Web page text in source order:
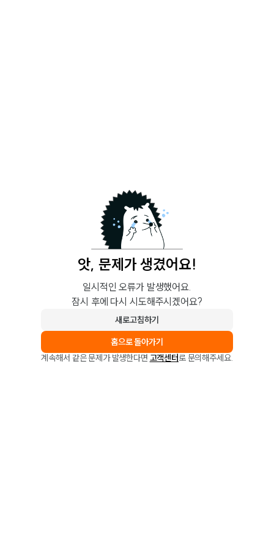
앗, 문제가 생겼어요!
일시적인 오류가 발생했어요.
잠시 후에 다시 시도해주시겠어요?
새로고침하기
홈으로 돌아가기
계속해서 같은 문제가 발생한다면 고객센터로 문의해주세요.